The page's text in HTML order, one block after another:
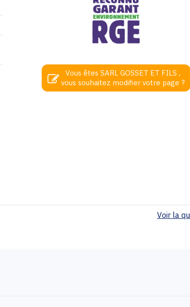
Vous êtes SARL GOSSET ET FILS ,
vous souhaitez modifier votre page ?
Voir la